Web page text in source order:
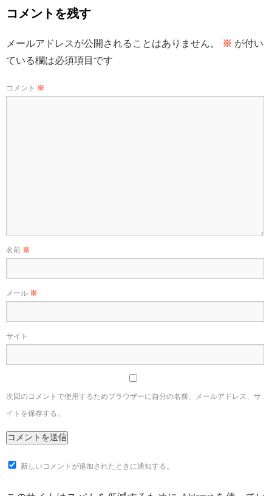
コメントを残す
メールアドレスが公開されることはありません。 ※ が付い
ている欄は必須項目です
コメント ※
名前 ※
メール ※
サイト
次回のコメントで使用するためブラウザーに自分の名前、メールアドレス、サ
イトを保存する。
新しいコメントが追加されたときに通知する。